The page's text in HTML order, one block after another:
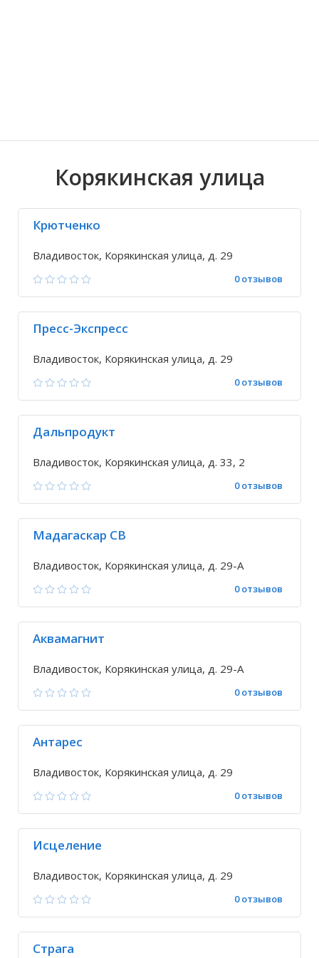
Корякинская улица
Крютченко
Владивосток, Корякинская улица, д. 29
0 отзывов
Пресс-Экспресс
Владивосток, Корякинская улица, д. 29
0 отзывов
Дальпродукт
Владивосток, Корякинская улица, д. 33, 2
0 отзывов
Мадагаскар СВ
Владивосток, Корякинская улица, д. 29-А
0 отзывов
Аквамагнит
Владивосток, Корякинская улица, д. 29-А
0 отзывов
Антарес
Владивосток, Корякинская улица, д. 29
0 отзывов
Исцеление
Владивосток, Корякинская улица, д. 29
0 отзывов
Страга